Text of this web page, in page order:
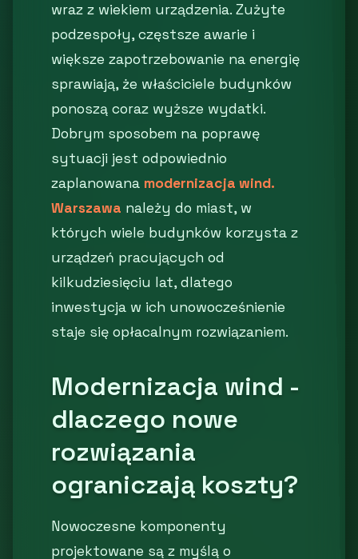
wraz z wiekiem urządzenia. Zużyte
podzespoły, częstsze awarie i
większe zapotrzebowanie na energię
sprawiają, że właściciele budynków
ponoszą coraz wyższe wydatki.
Dobrym sposobem na poprawę
sytuacji jest odpowiednio
zaplanowana modernizacja wind.
Warszawa należy do miast, w
których wiele budynków korzysta z
urządzeń pracujących od
kilkudziesięciu lat, dlatego
inwestycja w ich unowocześnienie
staje się opłacalnym rozwiązaniem.
Modernizacja wind -
dlaczego nowe
rozwiązania
ograniczają koszty?
Nowoczesne komponenty
projektowane są z myślą o